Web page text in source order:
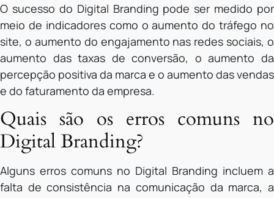
O sucesso do Digital Branding pode ser medido por
meio de indicadores como o aumento do tráfego no
site, o aumento do engajamento nas redes sociais, o
aumento das taxas de conversão, o aumento da
percepção positiva da marca e o aumento das vendas
e do faturamento da empresa.
Quais são os erros comuns no
Digital Branding?
Alguns erros comuns no Digital Branding incluem a
falta de consistência na comunicação da marca, a